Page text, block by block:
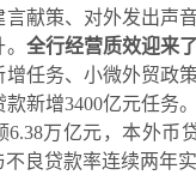
言献策、对外发出声
全行经营质效迎来
增任务、小微外贸政
款新增3400亿元任务
6.38万亿元，本外币
良贷款率连续两年实